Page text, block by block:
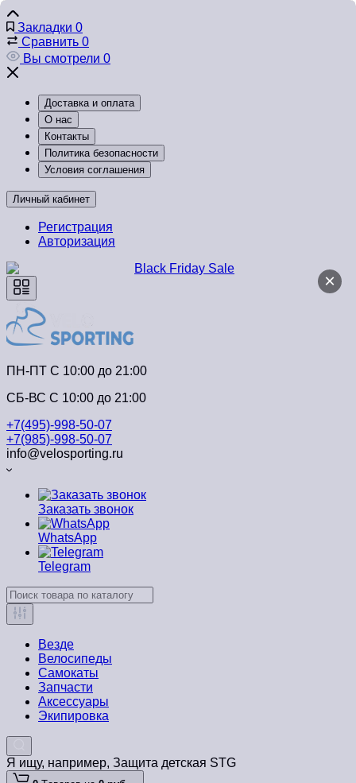
Закладки 0
Сравнить 0
Вы смотрели 0
Доставка и оплата
О нас
Контакты
Политика безопасности
Условия соглашения
Личный кабинет
Регистрация
Авторизация
×
ПН-ПТ C 10:00 до 21:00
СБ-ВС С 10:00 до 21:00
+7(495)-998-50-07
+7(985)-998-50-07
info@velosporting.ru
Заказать звонок
WhatsApp
Telegram
Везде
Велосипеды
Самокаты
Запчасти
Аксессуары
Экипировка
Я ищу, например, Защита детская STG